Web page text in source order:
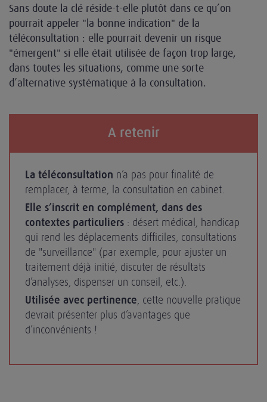
Sans doute la clé réside-t-elle plutôt dans ce qu’on
pourrait appeler "la bonne indication" de la
téléconsultation : elle pourrait devenir un risque
"émergent" si elle était utilisée de façon trop large,
dans toutes les situations, comme une sorte
d’alternative systématique à la consultation.
A retenir
La téléconsultation n’a pas pour finalité de
remplacer, à terme, la consultation en cabinet.
Elle s’inscrit en complément, dans des
contextes particuliers : désert médical, handicap
qui rend les déplacements difficiles, consultations
de "surveillance" (par exemple, pour ajuster un
traitement déjà initié, discuter de résultats
d’analyses, dispenser un conseil, etc.).
Utilisée avec pertinence, cette nouvelle pratique
devrait présenter plus d’avantages que
d’inconvénients !